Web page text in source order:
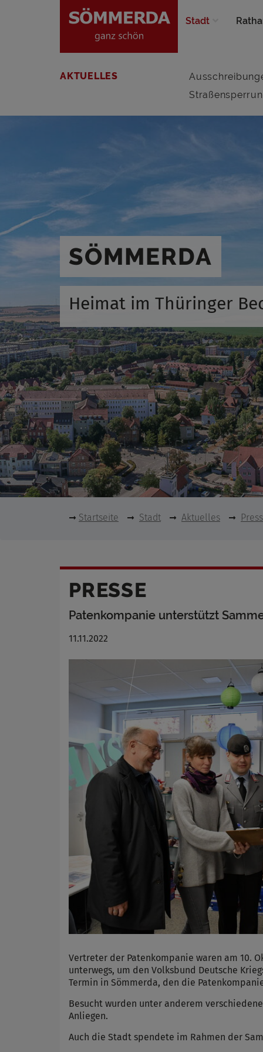
Stadt
AKTUELLES
SÖMMERDA
Heimat im Thüringer
Startseite Stadt Aktuelles
PRESSE
Patenkompanie unterstützt
11.11.2022
Vertreter der Patenkompanie waren am 10.
unterwegs, um den Volksbund Deutsche
Termin in Sömmerda, den die
Besucht wurden unter anderem
Anliegen.
Auch die Stadt spendete im Rahmen der